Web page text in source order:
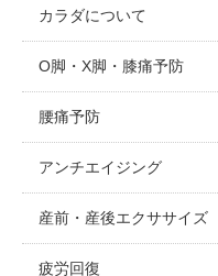
カラダについて
O脚・X脚・膝痛予防
腰痛予防
アンチエイジング
産前・産後エクササイズ
疲労回復